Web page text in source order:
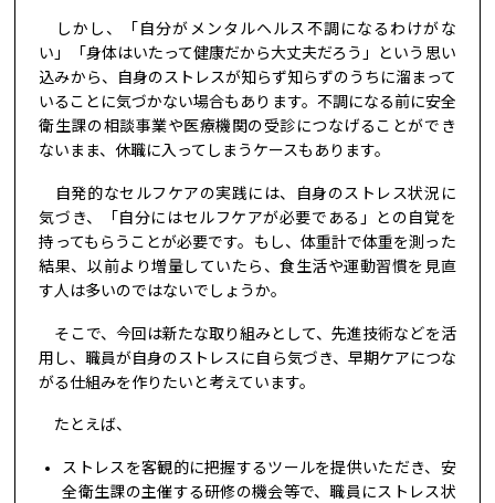
しかし、「自分がメンタルヘルス不調になるわけがな
い」「身体はいたって健康だから大丈夫だろう」という思い
込みから、自身のストレスが知らず知らずのうちに溜まって
いることに気づかない場合もあります。不調になる前に安全
衛生課の相談事業や医療機関の受診につなげることができ
ないまま、休職に入ってしまうケースもあります。
自発的なセルフケアの実践には、自身のストレス状況に
気づき、「自分にはセルフケアが必要である」との自覚を
持ってもらうことが必要です。もし、体重計で体重を測った
結果、以前より増量していたら、食生活や運動習慣を見直
す人は多いのではないでしょうか。
そこで、今回は新たな取り組みとして、先進技術などを活
用し、職員が自身のストレスに自ら気づき、早期ケアにつな
がる仕組みを作りたいと考えています。
たとえば、
ストレスを客観的に把握するツールを提供いただき、安
全衛生課の主催する研修の機会等で、職員にストレス状